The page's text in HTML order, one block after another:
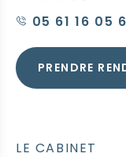
05 61 16 05
LE CABINET
PRENDRE